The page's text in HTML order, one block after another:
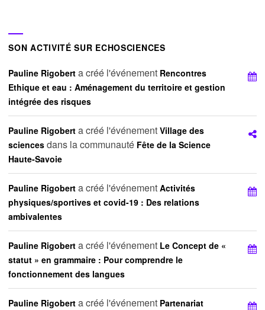
SON ACTIVITÉ SUR ECHOSCIENCES
Pauline Rigobert a créé l'événement Rencontres
Ethique et eau : Aménagement du territoire et gestion
intégrée des risques
Pauline Rigobert a créé l'événementVillage des
sciences dans la communauté Fête de la Science
Haute-Savoie
Pauline Rigobert a créé l'événementActivités
physiques/sportives et covid-19 : Des relations
ambivalentes
Pauline Rigobert a créé l'événement Le Concept de «
statut » en grammaire : Pour comprendre le
fonctionnement des langues
Pauline Rigobert a créé l'événement Partenariat